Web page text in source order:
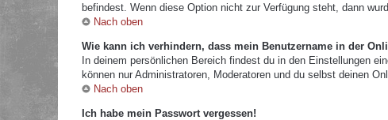
befindest. Wenn diese Option nicht zur Verfügung steht, dann
Nach oben
Wie kann ich verhindern, dass mein Benutzername in der
In deinem persönlichen Bereich findest du in den Einstellungen
können nur Administratoren, Moderatoren und du selbst deinen
Nach oben
Ich habe mein Passwort vergessen!